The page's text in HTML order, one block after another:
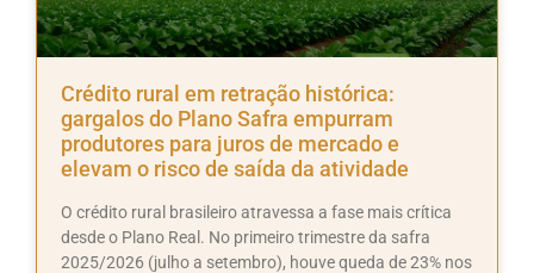
Crédito rural em retração histórica:
gargalos do Plano Safra empurram
produtores para juros de mercado e
elevam o risco de saída da atividade
O crédito rural brasileiro atravessa a fase mais crítica
desde o Plano Real. No primeiro trimestre da safra
2025/2026 (julho a setembro), houve queda de 23% nos